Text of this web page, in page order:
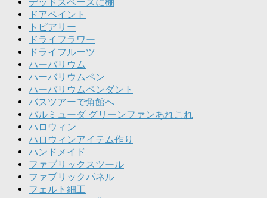
デッドスペースに棚
ドアペイント
トピアリー
ドライフラワー
ドライフルーツ
ハーバリウム
ハーバリウムペン
ハーバリウムペンダント
バスツアーで角館へ
バルミューダ グリーンファンあれこれ
ハロウィン
ハロウィンアイテム作り
ハンドメイド
ファブリックスツール
ファブリックパネル
フェルト細工